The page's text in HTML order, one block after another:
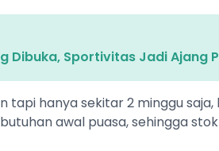
Dibuka, Sportivitas Jadi Ajang
tapi hanya sekitar 2 minggu
awal puasa, sehingga